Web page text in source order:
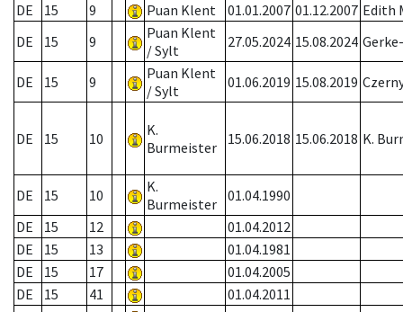
DE
15 9 Puan Klent 01.01.2007 01.12.2007 Edith
DE
15 9
Puan Klent
/ Sylt
27.05.2024 15.08.2024
DE 15 9
Puan Klent
/ Sylt
01.06.2019 15.08.2019
DE 15 10
K.
Burmeister
15.06.2018 15.06.2018 K.
DE 15 10
K.
Burmeister 01.04.1990
DE
15 12
01.04.2012
DE
15 13
01.04.1981
DE
15 17
01.04.2005
DE
15 41
01.04.2011